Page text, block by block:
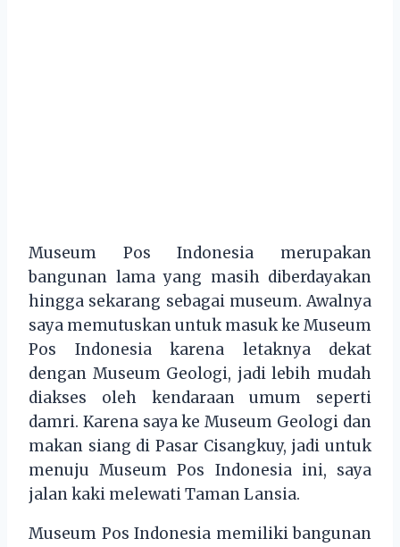
Museum Pos Indonesia merupakan
bangunan lama yang masih diberdayakan
hingga sekarang sebagai museum. Awalnya
saya memutuskan untuk masuk ke Museum
Pos Indonesia karena letaknya dekat
dengan Museum Geologi, jadi lebih mudah
diakses oleh kendaraan umum seperti
damri. Karena saya ke Museum Geologi dan
makan siang di Pasar Cisangkuy, jadi untuk
menuju Museum Pos Indonesia ini, saya
jalan kaki melewati Taman Lansia.
Museum Pos Indonesia memiliki bangunan